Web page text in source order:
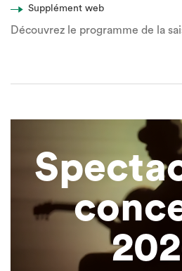
Découvrez le programme de la
Supplément web